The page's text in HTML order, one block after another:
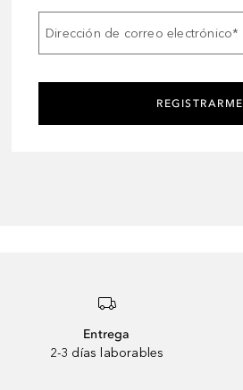
Dirección de correo electrónico*
REGISTRARME
Entrega
2-3 días laborables